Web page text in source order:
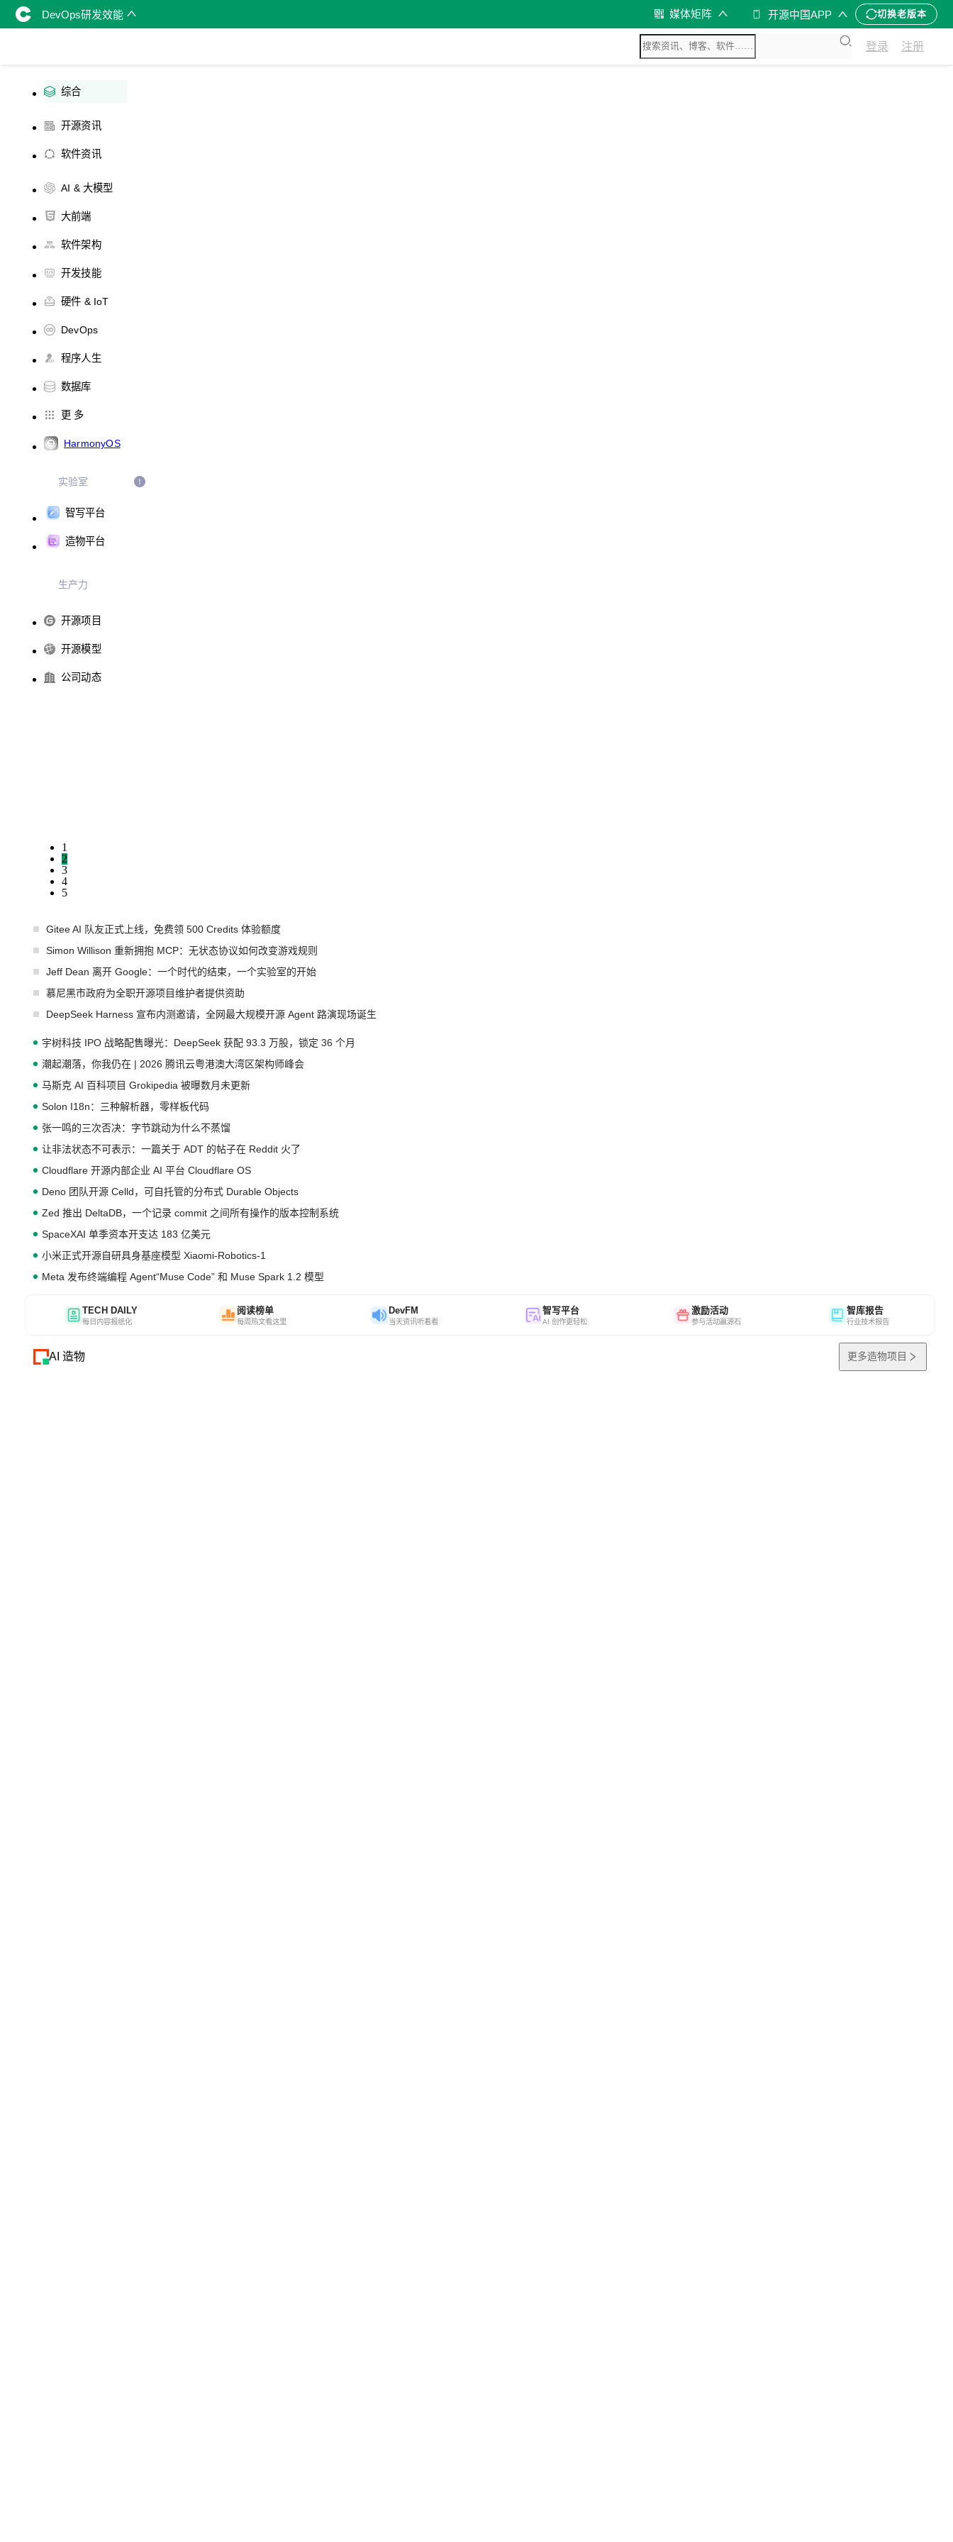
DevOps研发效能 媒体矩阵 开源中国APP 切换老版本
登录 注册
综合
开源资讯
软件资讯
AI & 大模型
大前端
软件架构
开发技能
硬件 & IoT
DevOps
程序人生
数据库
更 多
HarmonyOS
实验室
智写平台
造物平台
生产力
开源项目
开源模型
公司动态
1
2
3
4
5
Gitee AI 队友正式上线，免费领 500 Credits 体验额度
Simon Willison 重新拥抱 MCP：无状态协议如何改变游戏规则
Jeff Dean 离开 Google：一个时代的结束，一个实验室的开始
慕尼黑市政府为全职开源项目维护者提供资助
DeepSeek Harness 宣布内测邀请，全网最大规模开源 Agent 路演现场诞生
宇树科技 IPO 战略配售曝光：DeepSeek 获配 93.3 万股，锁定 36 个月
潮起潮落，你我仍在 | 2026 腾讯云粤港澳大湾区架构师峰会
马斯克 AI 百科项目 Grokipedia 被曝数月未更新
Solon I18n：三种解析器，零样板代码
张一鸣的三次否决：字节跳动为什么不蒸馏
让非法状态不可表示：一篇关于 ADT 的帖子在 Reddit 火了
Cloudflare 开源内部企业 AI 平台 Cloudflare OS
Deno 团队开源 Celld，可自托管的分布式 Durable Objects
Zed 推出 DeltaDB，一个记录 commit 之间所有操作的版本控制系统
SpaceXAI 单季资本开支达 183 亿美元
小米正式开源自研具身基座模型 Xiaomi-Robotics-1
Meta 发布终端编程 Agent“Muse Code” 和 Muse Spark 1.2 模型
TECH DAILY
每日内容报纸化
阅读榜单
每周热文看这里
DevFM
当天资讯听着看
智写平台
AI 创作更轻松
激励活动
参与活动赢源石
智库报告
行业技术报告
AI 造物 更多造物项目